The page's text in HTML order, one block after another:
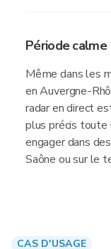
Période calme
Même dans les
en Auvergne-
radar en direct
plus précis
engager dans
Saône ou sur le
CAS D'USAGE